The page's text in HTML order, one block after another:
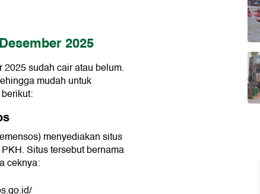
2025
sudah cair atau belum.
mudah untuk
menyediakan situs
Situs tersebut bernama
ceknya: